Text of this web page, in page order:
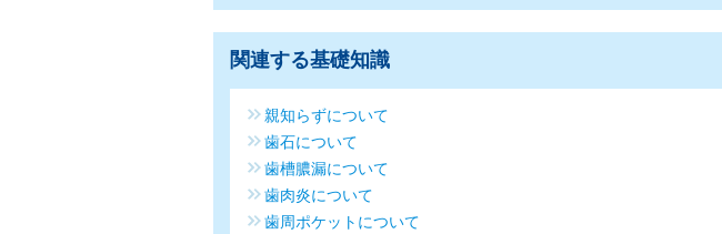
関連する基礎知識
親知らずについて
歯石について
歯槽膿漏について
歯肉炎について
歯周ポケットについて